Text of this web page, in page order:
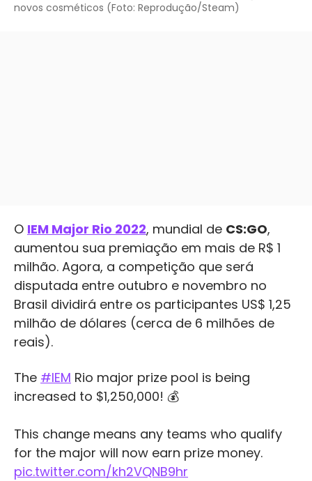
novos cosméticos (Foto: Reprodução/Steam)
O IEM Major Rio 2022, mundial de CS:GO,
aumentou sua premiação em mais de R$ 1
milhão. Agora, a competição que será
disputada entre outubro e novembro no
Brasil dividirá entre os participantes US$ 1,25
milhão de dólares (cerca de 6 milhões de
reais).
The #IEM Rio major prize pool is being
increased to $1,250,000! 💰
This change means any teams who qualify
for the major will now earn prize money.
pic.twitter.com/kh2VQNB9hr